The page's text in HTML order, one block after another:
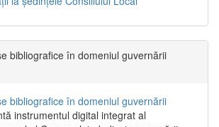
bibliografice în domeniul guvernării
bibliografice în domeniul guvernării
instrumentul digital integrat al